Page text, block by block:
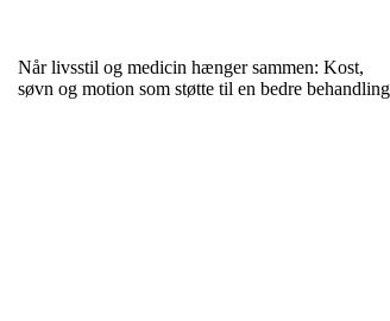
Når livsstil og medicin hænger sammen: Kost,
søvn og motion som støtte til en bedre behandling